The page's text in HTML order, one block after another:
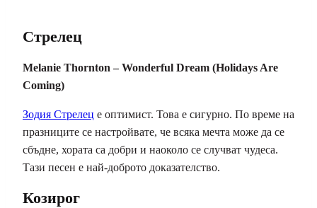
Стрелец
Melanie Thornton – Wonderful Dream (Holidays Are
Coming)
Зодия Стрелец е оптимист. Това е сигурно. По време на
празниците се настройвате, че всяка мечта може да се
сбъдне, хората са добри и наоколо се случват чудеса.
Тази песен е най-доброто доказателство.
Козирог